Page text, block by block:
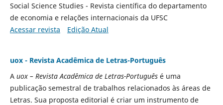
Social Science Studies - Revista científica do departamento
de economia e relações internacionais da UFSC
Acessar revista
Edição Atual
uox - Revista Acadêmica de Letras-Português
A uox – Revista Acadêmica de Letras-Português é uma
publicação semestral de trabalhos relacionados às áreas de
Letras. Sua proposta editorial é criar um instrumento de